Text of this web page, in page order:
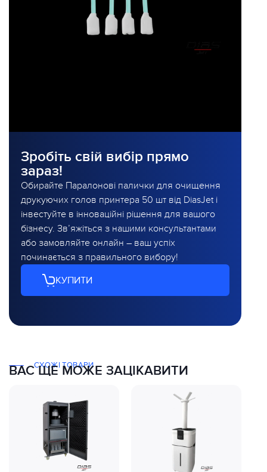
Зробіть свій вибір прямо
зараз!
Обирайте Паралонові палички для очищення
друкуючих голов принтера 50 шт від DiasJet і
інвестуйте в інноваційні рішення для вашого
бізнесу. Зв’яжіться з нашими консультантами
або замовляйте онлайн – ваш успіх
починається з правильного вибору!
КУПИТИ
СХОЖІ ТОВАРИ
ВАС ЩЕ МОЖЕ ЗАЦІКАВИТИ